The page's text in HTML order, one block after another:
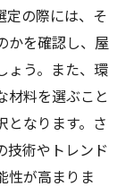
定の際には、そ
かを確認し、屋
ょう。また、環
材料を選ぶこと
となります。さ
技術やトレンド
性が高まりま